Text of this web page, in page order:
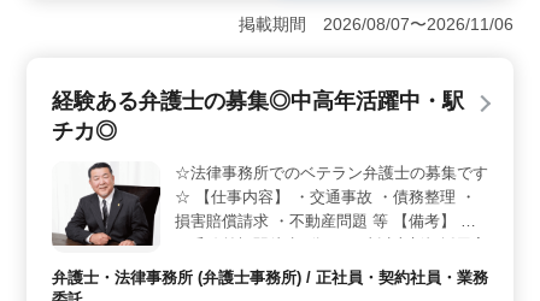
ある方、特に1級・2級建築士の経験者が歓迎されていま
す。オートCADを使用した設計経験も求められま
い水準の建築を目指し、自然との共生を大切にする環境
です。 ＜給与と労働条件＞ 月給は20万円〜40万円
時間の時間外勤務もありますが、中高年の方が活躍して
いる環境であり、経験と専門性が重視されています。
掲載期間 2026/08/07〜2026/11/06
経験ある弁護士の募集◎中高年活躍中・駅
チカ◎
☆法律事務所でのベテラン弁護士の募集です
☆ 【仕事内容】 ・交通事故 ・債務整理 ・
損害賠償請求 ・不動産問題 等 【備考】 ＊
績あり 今までの経験活かせる方のご応募お
弁護士・法律事務所 (弁護士事務所) / 正社員・契約社員・業務